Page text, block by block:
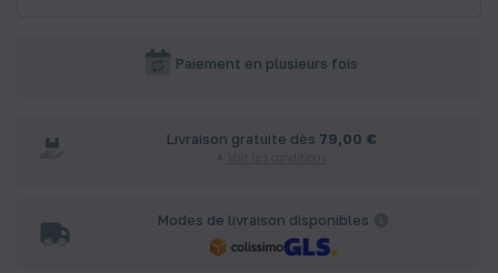
Paiement en plusieurs fois
Livraison gratuite dès 79,00 €
Modes de livraison disponibles